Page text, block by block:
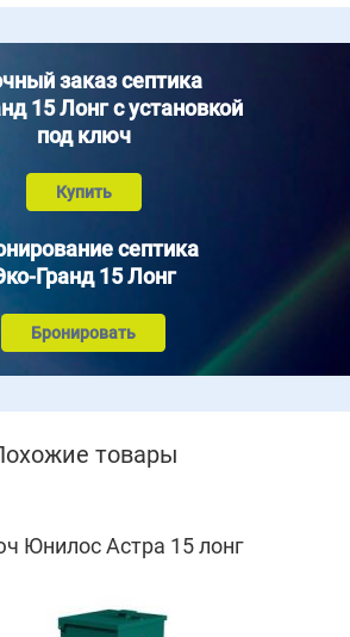
заказ септика
15 Лонг с установкой
под ключ
Купить
септика
Гранд 15 Лонг
Бронировать
товары
Юнилос Астра 15 лонг